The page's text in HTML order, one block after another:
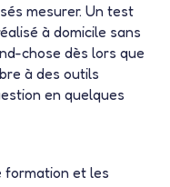
mesurer. Un test
à domicile sans
chose dès lors que
à des outils
en quelques
formation et les